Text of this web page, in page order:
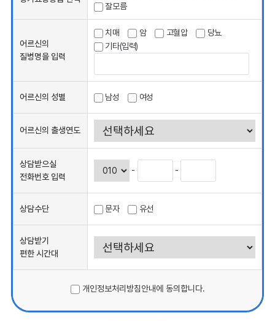
잘모름
어르신의
질병명을 입력
치매 암 고혈압
당뇨
기타(입력)
어르신의 성별 남성 여성
어르신의 출생연도
상담받으실
전화번호 입력
- -
상담수단 문자 유선
상담받기
편한 시간대
개인정보처리방침안내에 동의합니다.